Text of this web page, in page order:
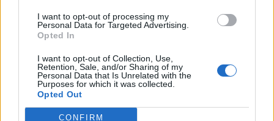
I want to opt-out of processing my
Personal Data for Targeted Advertising.
Opted In
I want to opt-out of Collection, Use,
Retention, Sale, and/or Sharing of my
Personal Data that Is Unrelated with the
Purposes for which it was collected.
Opted Out
CONFIRM
Kriminalai
Brandaus amžiaus vyras
Griebė pirmą iš eilės: